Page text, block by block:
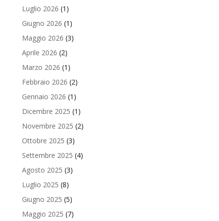
Luglio 2026 (1)
Giugno 2026 (1)
Maggio 2026 (3)
Aprile 2026 (2)
Marzo 2026 (1)
Febbraio 2026 (2)
Gennaio 2026 (1)
Dicembre 2025 (1)
Novembre 2025 (2)
Ottobre 2025 (3)
Settembre 2025 (4)
Agosto 2025 (3)
Luglio 2025 (8)
Giugno 2025 (5)
Maggio 2025 (7)